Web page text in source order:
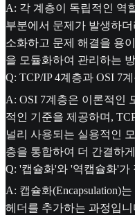
A: 각 계층이 독립적인 역
부분에서 문제가 발생하
소화하고 문제 해결을 용
을 모듈화하여 관리하는
Q: TCP/IP 4계층과 OSI 7
A: OSI 7계층은 이론적인
적인 기준을 제공하며,
널리 사용되는 실용적인
층을 통합하여 더 간결하
Q: '캡슐화'와 '역캡슐화'가
A: 캡슐화(Encapsulation)
헤더를 추가하는 과정입